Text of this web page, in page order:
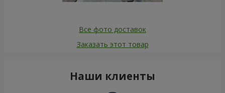
Все фото доставок
Заказать этот товар
Наши клиенты